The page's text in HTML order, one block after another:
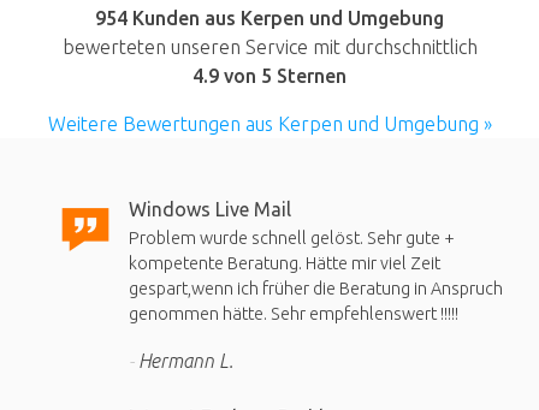
954 Kunden aus Kerpen und Umgebung
bewerteten unseren Service mit durchschnittlich
4.9 von 5 Sternen
Weitere Bewertungen aus Kerpen und Umgebung »
Windows Live Mail
Problem wurde schnell gelöst. Sehr gute +
kompetente Beratung. Hätte mir viel Zeit
gespart,wenn ich früher die Beratung in Anspruch
genommen hätte. Sehr empfehlenswert !!!!!
Hermann L.